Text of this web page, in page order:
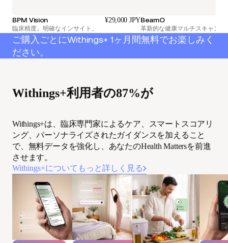
BPM Vision ¥29,000 JPY
臨床精度。明確なインサイト。
BeamO
革新的な健康マルチスキャン™
ご購入ごとにWithings+ 1ヶ月間無料でお楽しみく
ださい。
Withings+利用者の87%が
Withings+は、臨床専門家によるケア、スマートスコアリ
ング、パーソナライズされたガイダンスを加えること
で、無料データを強化し、あなたのHealth Mattersを前進
させます。
Withings+についてもっと詳しく見る